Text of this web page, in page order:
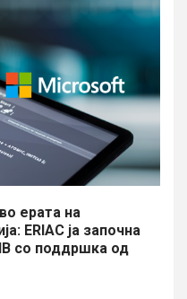
ерата на
ERIAC ја започна
со поддршка од